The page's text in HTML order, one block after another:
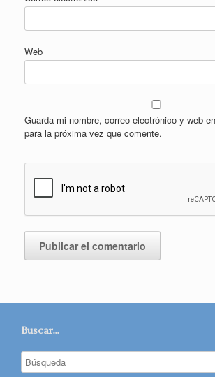
Web
Guarda mi nombre, correo electrónico y web
para la próxima vez que comente.
Buscar…